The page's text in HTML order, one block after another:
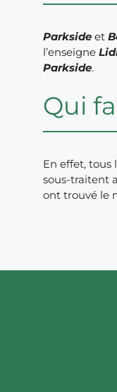
Parkside et
l’enseigne
Parkside.
Qui
En effet,
sous-traitent
ont trouvé le